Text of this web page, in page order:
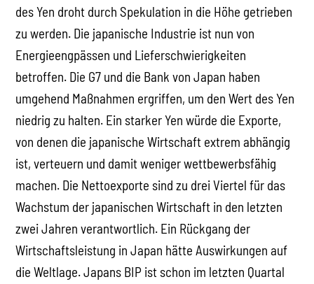
des Yen droht durch Spekulation in die Höhe getrieben
zu werden. Die japanische Industrie ist nun von
Energieengpässen und Lieferschwierigkeiten
betroffen. Die G7 und die Bank von Japan haben
umgehend Maßnahmen ergriffen, um den Wert des Yen
niedrig zu halten. Ein starker Yen würde die Exporte,
von denen die japanische Wirtschaft extrem abhängig
ist, verteuern und damit weniger wettbewerbsfähig
machen. Die Nettoexporte sind zu drei Viertel für das
Wachstum der japanischen Wirtschaft in den letzten
zwei Jahren verantwortlich. Ein Rückgang der
Wirtschaftsleistung in Japan hätte Auswirkungen auf
die Weltlage. Japans BIP ist schon im letzten Quartal